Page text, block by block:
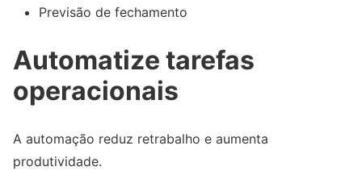
Previsão de fechamento
Automatize tarefas
operacionais
A automação reduz retrabalho e aumenta
produtividade.